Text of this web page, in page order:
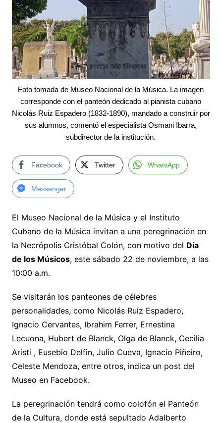
Foto tomada de Museo Nacional de la Música. La imagen
corresponde con el panteón dedicado al pianista cubano
Nicolás Ruiz Espadero (1832-1890), mandado a construir por
sus alumnos, comentó el especialista Osmani Ibarra,
subdirector de la institución.
Facebook Twitter WhatsApp
Messenger
El Museo Nacional de la Música y el Instituto
Cubano de la Música invitan a una peregrinación en
la Necrópolis Cristóbal Colón, con motivo del Día
de los Músicos, este sábado 22 de noviembre, a las
10:00 a.m.
Se visitarán los panteones de célebres
personalidades, como Nicolás Ruiz Espadero,
Ignacio Cervantes, Ibrahim Ferrer, Ernestina
Lecuona, Hubert de Blanck, Olga de Blanck, Cecilia
Aristi , Eusebio Delfin, Julio Cueva, Ignacio Piñeiro,
Celeste Mendoza, entre otros, indica un post del
Museo en Facebook.
La peregrinación tendrá como colofón el Panteón
de la Cultura, donde está sepultado Adalberto